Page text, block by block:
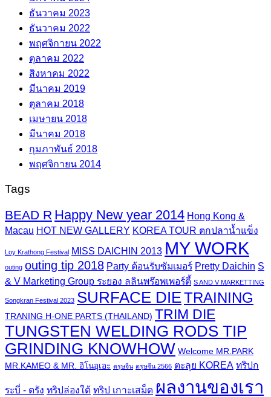
ธันวาคม 2023
ธันวาคม 2022
พฤศจิกายน 2022
ตุลาคม 2022
สิงหาคม 2022
มีนาคม 2019
ตุลาคม 2018
เมษายน 2018
มีนาคม 2018
กุมภาพันธ์ 2018
พฤศจิกายน 2014
Tags
BEAD R Happy New year 2014 Hong Kong &
Macau HOT NEW GALLERY KOREA TOUR ตกปลาน้ำแข็ง
Loy Krathong Festival MISS DAICHIN 2013 MY WORK
outing outing tip 2018 Party ต้อนรับซัมเมอร์ Pretty Daichin S
& V Marketing Group ระยอง ลลินพร๊อพเพอร์ตี้ S AND V MARKETTING
Songkran Festival 2023 SURFACE DIETRAINING
TRANING H-ONE PARTS (THAILAND) TRIM DIE
TUNGSTEN WELDING RODS TIP
GRINDING KNOWHOW Welcome MR.PARK
MR.KAMEO & MR. อิโนอุเอะ ตรุษจีน ตรุษจีน 2566 ตะลุย KOREA ทริปก
ระบี่ - ตรัง ทริปล่องใต้ ทริป เกาะเสม็ด ผลงานของเรา